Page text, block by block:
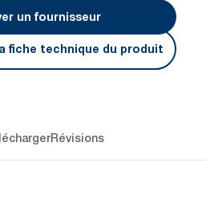
un fournisseur
fiche technique du produit
Révisions